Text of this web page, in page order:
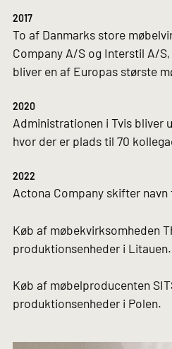
2017
To af Danmarks store
Company A/S og Interstil A/
bliver en af Europas største
2020
Administrationen i Tvis bliver
hvor der er plads til 70
2022
Actona Company skifter
Køb af møbekvirksomheden
produktionsenheder i Litauen.
Køb af møbelproducenten
produktionsenheder i Polen.